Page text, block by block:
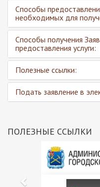
Способы
необходимых для
Способы получения
предоставления услуги:
Полезные ссылки:
Подать заявление в
ПОЛЕЗНЫЕ ССЫЛКИ